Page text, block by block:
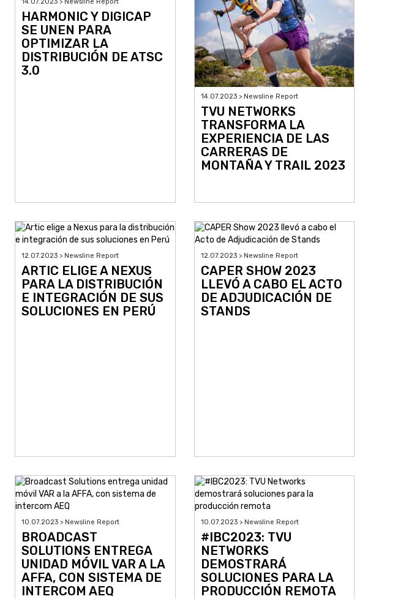
HARMONIC Y DIGICAP
SE UNEN PARA
OPTIMIZAR LA
DISTRIBUCIÓN DE ATSC
3.0
14.07.2023 > Newsline Report
TVU NETWORKS
TRANSFORMA LA
EXPERIENCIA DE LAS
CARRERAS DE
MONTAÑA Y TRAIL 2023
12.07.2023 > Newsline Report
ARTIC ELIGE A NEXUS
PARA LA DISTRIBUCIÓN
E INTEGRACIÓN DE SUS
SOLUCIONES EN PERÚ
12.07.2023 > Newsline Report
CAPER SHOW 2023
LLEVÓ A CABO EL ACTO
DE ADJUDICACIÓN DE
STANDS
10.07.2023 > Newsline Report
BROADCAST
SOLUTIONS ENTREGA
UNIDAD MÓVIL VAR A LA
AFFA, CON SISTEMA DE
INTERCOM AEQ
10.07.2023 > Newsline Report
#IBC2023: TVU
NETWORKS
DEMOSTRARÁ
SOLUCIONES PARA LA
PRODUCCIÓN REMOTA